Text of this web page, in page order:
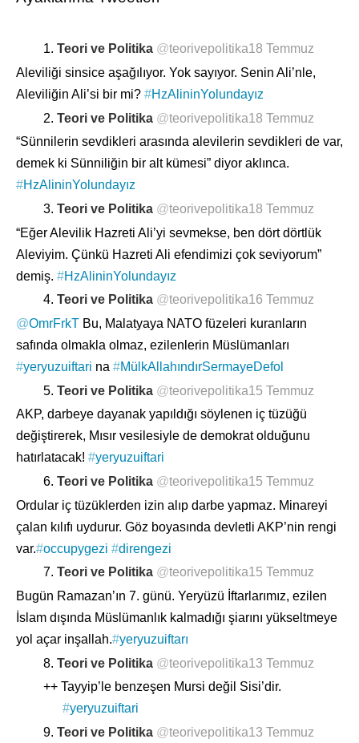
1. Teori ve Politika @teorivepolitika18 Temmuz
Aleviliği sinsice aşağılıyor. Yok sayıyor. Senin Ali’nle,
Aleviliğin Ali’si bir mi? #HzAlininYolundayız
2. Teori ve Politika @teorivepolitika18 Temmuz
“Sünnilerin sevdikleri arasında alevilerin sevdikleri de var,
demek ki Sünniliğin bir alt kümesi” diyor aklınca.
#HzAlininYolundayız
3. Teori ve Politika @teorivepolitika18 Temmuz
“Eğer Alevilik Hazreti Ali’yi sevmekse, ben dört dörtlük
Aleviyim. Çünkü Hazreti Ali efendimizi çok seviyorum”
demiş. #HzAlininYolundayız
4. Teori ve Politika @teorivepolitika16 Temmuz
@OmrFrkT Bu, Malatyaya NATO füzeleri kuranların
safında olmakla olmaz, ezilenlerin Müslümanları
#yeryuzuiftari na #MülkAllahındırSermayeDefol
5. Teori ve Politika @teorivepolitika15 Temmuz
AKP, darbeye dayanak yapıldığı söylenen iç tüzüğü
değiştirerek, Mısır vesilesiyle de demokrat olduğunu
hatırlatacak! #yeryuzuiftari
6. Teori ve Politika @teorivepolitika15 Temmuz
Ordular iç tüzüklerden izin alıp darbe yapmaz. Minareyi
çalan kılıfı uydurur. Göz boyasında devletli AKP’nin rengi
var.#occupygezi #direngezi
7. Teori ve Politika @teorivepolitika15 Temmuz
Bugün Ramazan’ın 7. günü. Yeryüzü İftarlarımız, ezilen
İslam dışında Müslümanlık kalmadığı şiarını yükseltmeye
yol açar inşallah.#yeryuzuiftarı
8. Teori ve Politika @teorivepolitika13 Temmuz
++ Tayyip’le benzeşen Mursi değil Sisi’dir.
#yeryuzuiftari
9. Teori ve Politika @teorivepolitika13 Temmuz